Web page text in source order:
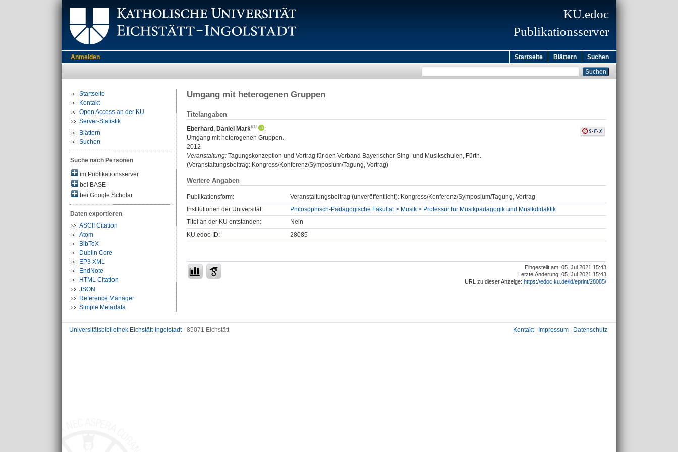
KU.edoc
Publikationsserver
Anmelden Startseite Blättern Suchen
Startseite
Kontakt
Open Access an der KU
Server-Statistik
Blättern
Suchen
Suche nach Personen
im Publikationsserver
bei BASE
bei Google Scholar
Daten exportieren
ASCII Citation
Atom
BibTeX
Dublin Core
EP3 XML
EndNote
HTML Citation
JSON
Reference Manager
Simple Metadata
Umgang mit heterogenen Gruppen
Titelangaben
Eberhard, Daniel Mark
:
Umgang mit heterogenen Gruppen.
2012
Veranstaltung: Tagungskonzeption und Vortrag für den Verband Bayerischer Sing- und Musikschulen, Fürth.
(Veranstaltungsbeitrag: Kongress/Konferenz/Symposium/Tagung, Vortrag)
Weitere Angaben
Publikationsform:
Veranstaltungsbeitrag (unveröffentlicht): Kongress/Konferenz/Symposium/Tagung, Vortrag
Institutionen der Universität:
Philosophisch-Pädagogische Fakultät > Musik > Professur für Musikpädagogik und Musikdidaktik
Titel an der KU entstanden:
Nein
KU.edoc-ID:
28085
Eingestellt am: 05. Jul 2021 15:43
Letzte Änderung: 05. Jul 2021 15:43
URL zu dieser Anzeige: https://edoc.ku.de/id/eprint/28085/
Universitätsbibliothek Eichstätt-Ingolstadt- 85071 Eichstätt Kontakt| Impressum Datenschutz